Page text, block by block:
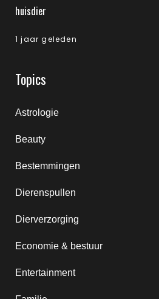
huisdier
1 jaar geleden
Topics
Astrologie
Beauty
Bestemmingen
Dierenspullen
Dierverzorging
Economie & bestuur
Entertainment